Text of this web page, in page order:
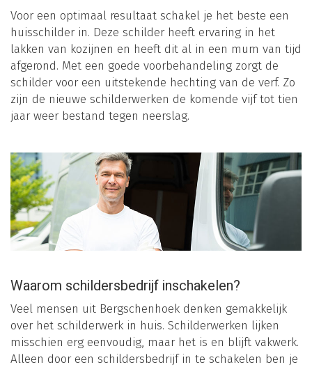
Voor een optimaal resultaat schakel je het beste een
huisschilder in. Deze schilder heeft ervaring in het
lakken van kozijnen en heeft dit al in een mum van tijd
afgerond. Met een goede voorbehandeling zorgt de
schilder voor een uitstekende hechting van de verf. Zo
zijn de nieuwe schilderwerken de komende vijf tot tien
jaar weer bestand tegen neerslag.
Waarom schildersbedrijf inschakelen?
Veel mensen uit Bergschenhoek denken gemakkelijk
over het schilderwerk in huis. Schilderwerken lijken
misschien erg eenvoudig, maar het is en blijft vakwerk.
Alleen door een schildersbedrijf in te schakelen ben je